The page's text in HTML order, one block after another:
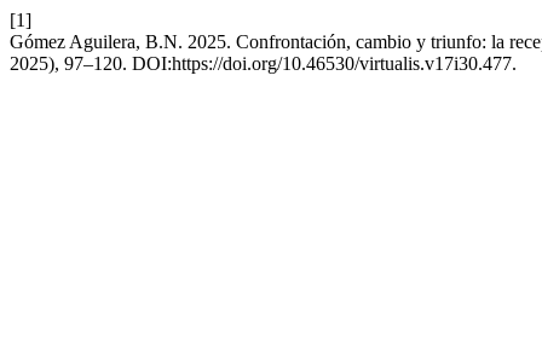
[1]
Gómez Aguilera, B.N. 2025. Confrontación, cambio y triunfo: la
2025), 97–120. DOI:https://doi.org/10.46530/virtualis.v17i30.477.